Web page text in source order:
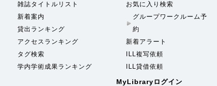
雑誌タイトルリスト
新着案内
貸出ランキング
アクセスランキング
タグ検索
学内学術成果ランキング
お気に入り検索
グループワークルーム予
約
新着アラート
ILL複写依頼
ILL貸借依頼
MyLibraryログイン